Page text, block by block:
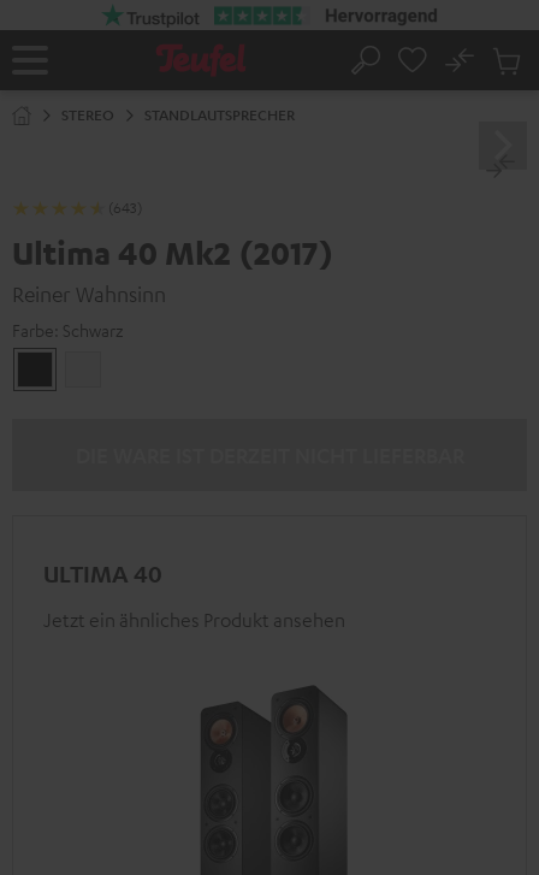
Startseite
Suche
No
STEREO STANDLAUTSPRECHER
(643)
Ultima 40 Mk2 (2017)
Reiner Wahnsinn
Farbe: Schwarz
ULTIMA 40
Jetzt ein ähnliches Produkt ansehen